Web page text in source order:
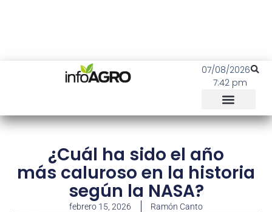
07/08/2026
7:42 pm
¿Cuál ha sido el año
más caluroso en la historia
según la NASA?
febrero 15, 2026 Ramón Canto